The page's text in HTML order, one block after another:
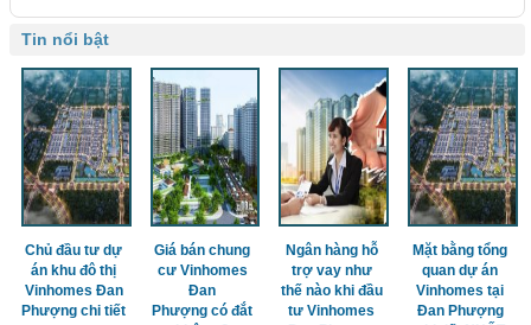
Tin nổi bật
Chủ đầu tư dự
án khu đô thị
Vinhomes Đan
Phượng chi tiết
Giá bán chung
cư Vinhomes
Đan
Phượng có đắt
Ngân hàng hỗ
trợ vay như
thế nào khi đầu
tư Vinhomes
Mặt bằng tổng
quan dự án
Vinhomes tại
Đan Phượng